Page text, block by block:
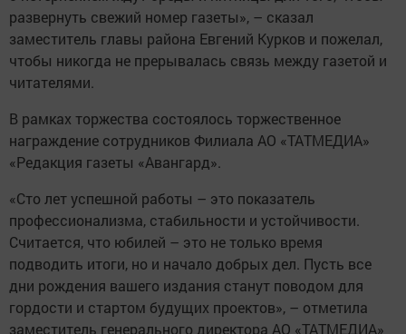
развернуть свежий номер газеты», – сказал
заместитель главы района Евгений Курков и пожелал,
чтобы никогда не прерывалась связь между газетой и
читателями.
В рамках торжества состоялось торжественное
награждение сотрудников Филиала АО «ТАТМЕДИА»
«Редакция газеты «Авангард».
«Сто лет успешной работы – это показатель
профессионализма, стабильности и устойчивости.
Считается, что юбилей – это не только время
подводить итоги, но и начало добрых дел. Пусть все
дни рождения вашего издания станут поводом для
гордости и стартом будущих проектов», – отметила
заместитель ­генерального директора АО «ТАТ­МЕДИА»